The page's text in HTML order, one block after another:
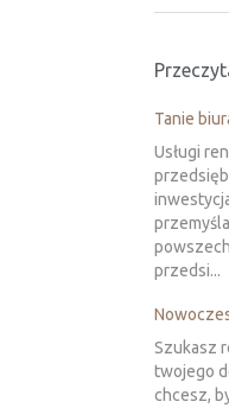
Tanie
Usługi
przedsi...
Szukasz
twojego
chcesz,